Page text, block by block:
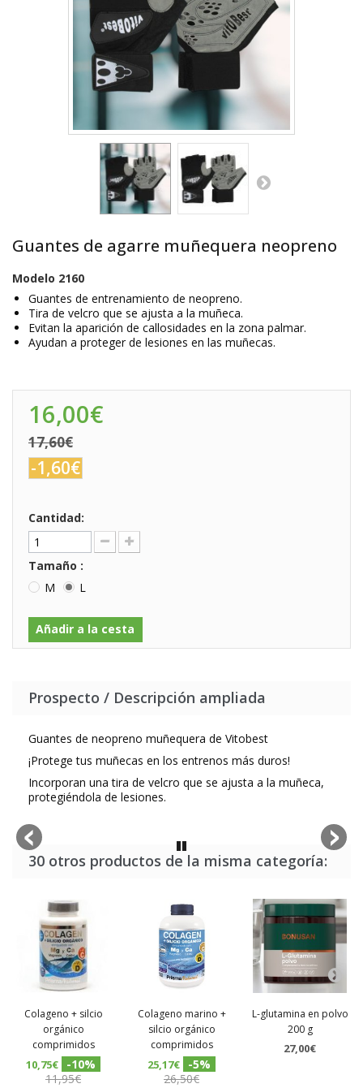
Guantes de agarre muñequera neopreno
Modelo 2160
Guantes de entrenamiento de neopreno.
Tira de velcro que se ajusta a la muñeca.
Evitan la aparición de callosidades en la zona palmar.
Ayudan a proteger de lesiones en las muñecas.
16,00€
17,60€
-1,60€
Cantidad:
Tamaño :
M
L
Añadir a la cesta
Prospecto / Descripción ampliada
Guantes de neopreno muñequera de Vitobest
¡Protege tus muñecas en los entrenos más duros!
Incorporan una tira de velcro que se ajusta a la muñeca,
protegiéndola de lesiones.
30 otros productos de la misma categoría:
Colageno + silcio
orgánico
comprimidos
10,75€
-10%
11,95€
Colageno marino +
silcio orgánico
comprimidos
25,17€
-5%
26,50€
L-glutamina en polvo
200 g
27,00€